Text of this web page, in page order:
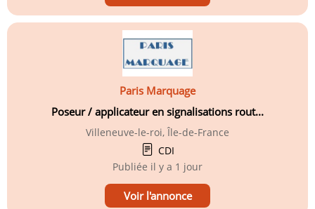
Paris Marquage
Poseur / applicateur en signalisations rout...
Villeneuve-le-roi, Île-de-France
CDI
Publiée il y a 1 jour
Voir l'annonce